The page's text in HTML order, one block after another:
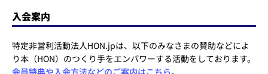
入会案内
特定非営利活動法人HON.jpは、以下のみなさまの賛助などによ
り本（HON）のつくり手をエンパワーする活動をしております。
会員特典や入会方法などのご案内はこちら。